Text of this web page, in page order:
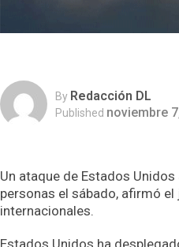
By Redacción DL
Published noviembre
Un ataque de Estados
personas el sábado, afirmó
internacionales.
Estados Unidos ha